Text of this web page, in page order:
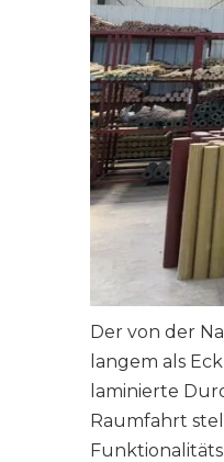
Der von der
langem als
laminierte
Raumfahrt